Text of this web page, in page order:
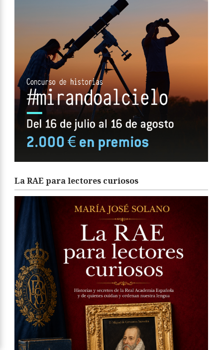
La RAE para lectores curiosos